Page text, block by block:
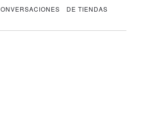
DE TIENDAS